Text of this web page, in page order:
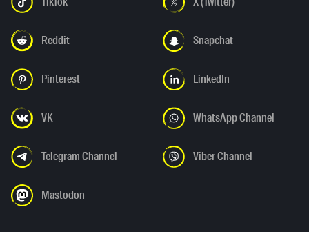
Reddit Snapchat
Pinterest LinkedIn
VK WhatsApp Channel
Telegram Channel Viber Channel
Mastodon